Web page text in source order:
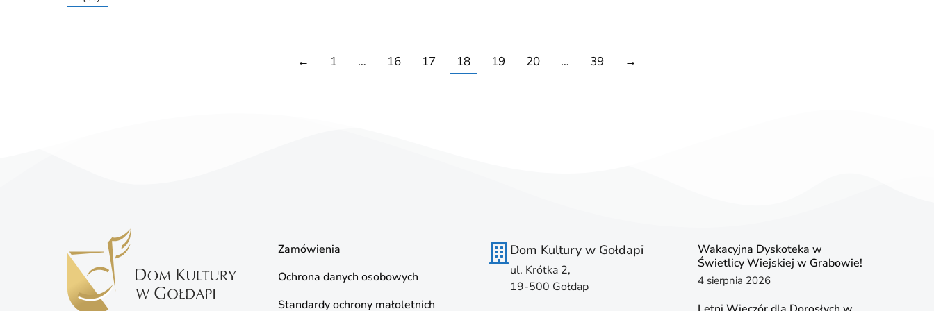
← 1 … 16 17 18 19 20 … 39 →
Zamówienia
Ochrona danych osobowych
Standardy ochrony małoletnich
Dom Kultury w Gołdapi
ul. Krótka 2,
19-500 Gołdap
Wakacyjna Dyskoteka w
Świetlicy Wiejskiej w Grabowie!
4 sierpnia 2026